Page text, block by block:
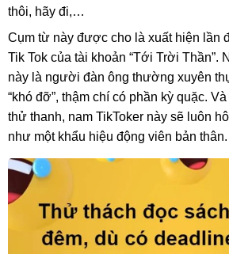
thôi, hãy đi,…
Cụm từ này được cho là xuất hiện lần
Tik Tok của tài khoản “Tới Trời Thần”.
này là người đàn ông thường xuyên
“khó đỡ”, thậm chí có phần kỳ quặc.
thử thanh, nam TikToker này sẽ luôn
như một khẩu hiệu động viên bản thân.